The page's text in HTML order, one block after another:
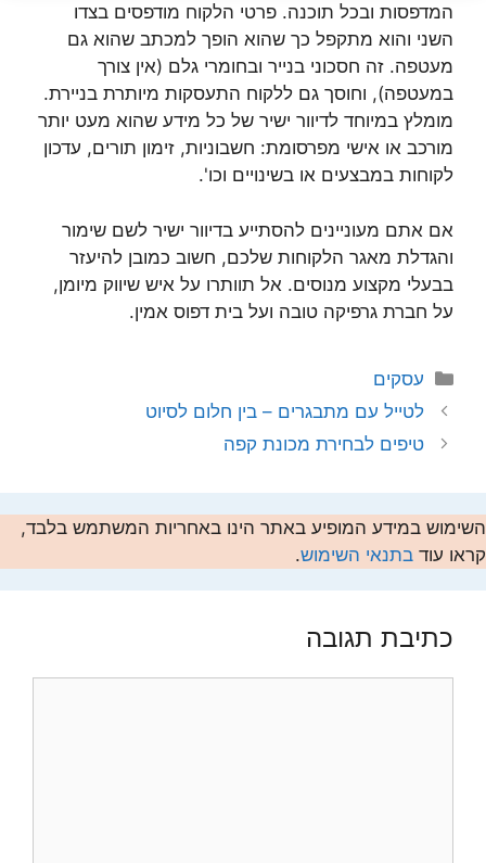
המדפסות ובכל תוכנה. פרטי הלקוח מודפסים בצדו
השני והוא מתקפל כך שהוא הופך למכתב שהוא גם
מעטפה. זה חסכוני בנייר ובחומרי גלם (אין צורך
במעטפה), וחוסך גם ללקוח התעסקות מיותרת בניירת.
מומלץ במיוחד לדיוור ישיר של כל מידע שהוא מעט יותר
מורכב או אישי מפרסומת: חשבוניות, זימון תורים, עדכון
לקוחות במבצעים או בשינויים וכו'.
אם אתם מעוניינים להסתייע בדיוור ישיר לשם שימור
והגדלת מאגר הלקוחות שלכם, חשוב כמובן להיעזר
בבעלי מקצוע מנוסים. אל תוותרו על איש שיווק מיומן,
על חברת גרפיקה טובה ועל בית דפוס אמין.
קטגוריות
עסקים
לטייל עם מתבגרים – בין חלום לסיוט
טיפים לבחירת מכונת קפה
השימוש במידע המופיע באתר הינו באחריות המשתמש בלבד,
קראו עוד בתנאי השימוש.
כתיבת תגובה